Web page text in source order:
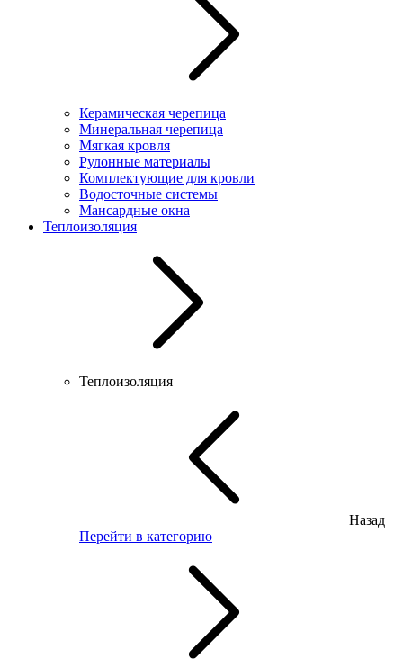
Керамическая черепица
Минеральная черепица
Мягкая кровля
Рулонные материалы
Комплектующие для кровли
Водосточные системы
Мансардные окна
Теплоизоляция
Теплоизоляция
Назад
Перейти в категорию